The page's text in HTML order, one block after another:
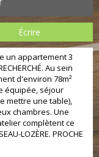
Écrire
un appartement 3
Au sein
d'environ 78m²
équipée, séjour
mettre une table),
chambres. Une
complètent ce
LOZÈRE. PROCHE